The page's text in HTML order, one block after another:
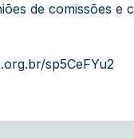
de comissões e
sp5CeFYu2